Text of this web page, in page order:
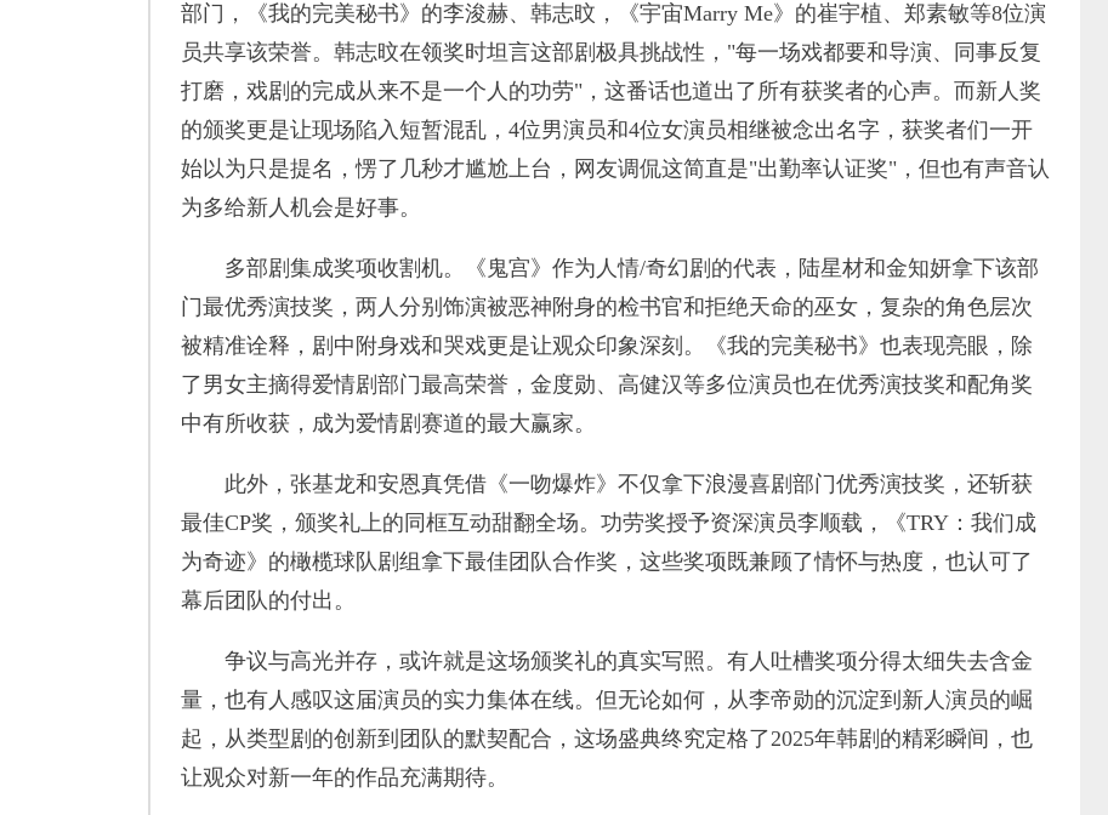
部门，《我的完美秘书》的李浚赫、韩志旼，《宇宙Marry Me》的崔宇植、郑素敏等8位演
员共享该荣誉。韩志旼在领奖时坦言这部剧极具挑战性，"每一场戏都要和导演、同事反复
打磨，戏剧的完成从来不是一个人的功劳"，这番话也道出了所有获奖者的心声。而新人奖
的颁奖更是让现场陷入短暂混乱，4位男演员和4位女演员相继被念出名字，获奖者们一开
始以为只是提名，愣了几秒才尴尬上台，网友调侃这简直是"出勤率认证奖"，但也有声音认
为多给新人机会是好事。
多部剧集成奖项收割机。《鬼宫》作为人情/奇幻剧的代表，陆星材和金知妍拿下该部
门最优秀演技奖，两人分别饰演被恶神附身的检书官和拒绝天命的巫女，复杂的角色层次
被精准诠释，剧中附身戏和哭戏更是让观众印象深刻。《我的完美秘书》也表现亮眼，除
了男女主摘得爱情剧部门最高荣誉，金度勋、高健汉等多位演员也在优秀演技奖和配角奖
中有所收获，成为爱情剧赛道的最大赢家。
此外，张基龙和安恩真凭借《一吻爆炸》不仅拿下浪漫喜剧部门优秀演技奖，还斩获
最佳CP奖，颁奖礼上的同框互动甜翻全场。功劳奖授予资深演员李顺载，《TRY：我们成
为奇迹》的橄榄球队剧组拿下最佳团队合作奖，这些奖项既兼顾了情怀与热度，也认可了
幕后团队的付出。
争议与高光并存，或许就是这场颁奖礼的真实写照。有人吐槽奖项分得太细失去含金
量，也有人感叹这届演员的实力集体在线。但无论如何，从李帝勋的沉淀到新人演员的崛
起，从类型剧的创新到团队的默契配合，这场盛典终究定格了2025年韩剧的精彩瞬间，也
让观众对新一年的作品充满期待。